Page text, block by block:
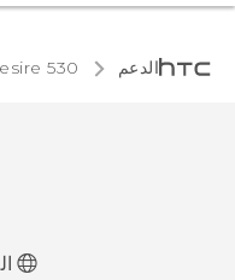
الدعم 530‎